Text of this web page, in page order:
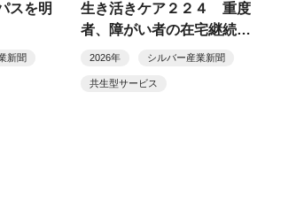
スを明
新聞
生き活きケア２２４ 重度
者、障がい者の在宅継続、
ワンストップで
2026年 シルバー産業新聞
共生型サービス